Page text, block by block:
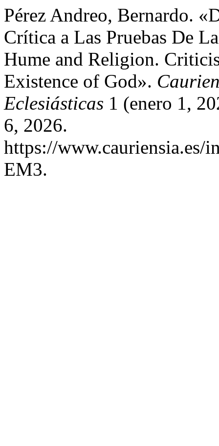
Pérez Andreo, Bernardo.
Crítica a Las Pruebas De
Hume and Religion.
Existence of God».
Eclesiásticas 1 (enero 1,
6, 2026.
https://www.cauriensia.es/
EM3.